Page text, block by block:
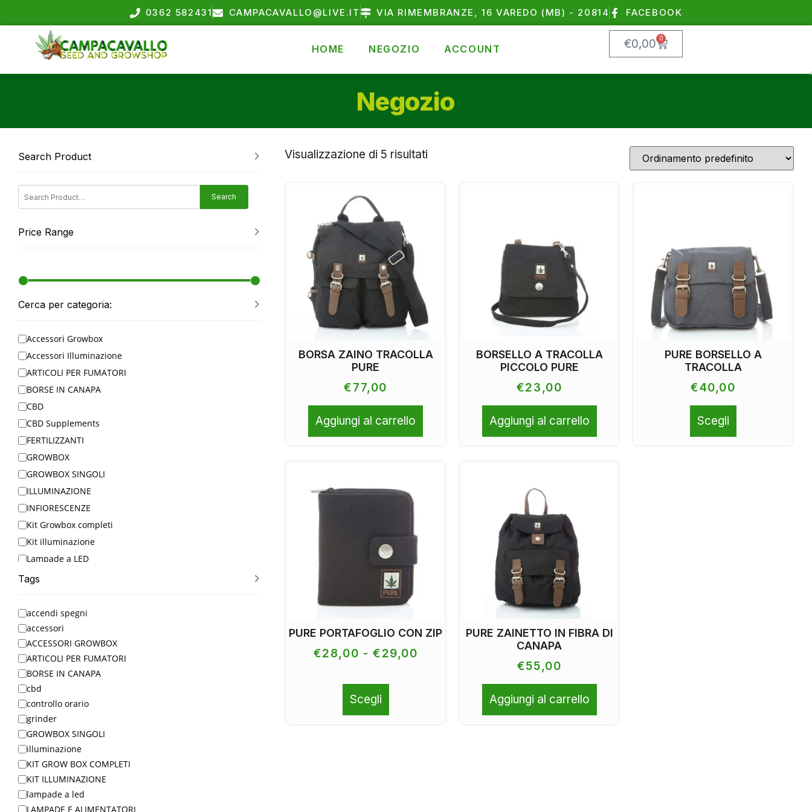
0362 582431 CAMPACAVALLO@LIVE.IT VIA RIMEMBRANZE, 16 VAREDO (MB) - 20814 FACEBOOK
HOME NEGOZIO ACCOUNT €0,00 0
Negozio
Search Product
Search
Price Range
Cerca per categoria:
Accessori Growbox
Accessori Illuminazione
ARTICOLI PER FUMATORI
BORSE IN CANAPA
CBD
CBD Supplements
FERTILIZZANTI
GROWBOX
GROWBOX SINGOLI
ILLUMINAZIONE
INFIORESCENZE
Kit Growbox completi
Kit illuminazione
Lampade a LED
Lampade e Alimentatori
MENO DI 30€
OLII
PIÙ VENDUTI
Riflettori
SEMI
SEMI AUTOFIORENTI
SEMI FEMMINIZZATI
TERRICCIO
Timers
Uncategorized
VASI
Ventilazione
Tags
accendi spegni
accessori
ACCESSORI GROWBOX
ARTICOLI PER FUMATORI
BORSE IN CANAPA
cbd
controllo orario
grinder
GROWBOX SINGOLI
illuminazione
KIT GROW BOX COMPLETI
KIT ILLUMINAZIONE
lampade a led
LAMPADE E ALIMENTATORI
Visualizzazione di 5 risultati
BORSA ZAINO TRACOLLA
PURE
€77,00
Aggiungi al carrello
BORSELLO A TRACOLLA
PICCOLO PURE
€23,00
Aggiungi al carrello
PURE BORSELLO A
TRACOLLA
€40,00
Scegli
PURE PORTAFOGLIO CON ZIP
€28,00 - €29,00
Scegli
PURE ZAINETTO IN FIBRA DI
CANAPA
€55,00
Aggiungi al carrello